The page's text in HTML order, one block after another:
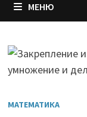
МЕНЮ
МАТЕМАТИКА